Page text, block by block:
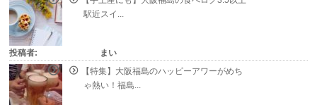
駅近スイ...
投稿者:
まい
【特集】大阪福島のハッピーアワーがめち
ゃ熱い！福島...